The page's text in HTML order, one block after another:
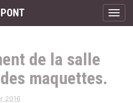
de la salle
maquettes.
2016